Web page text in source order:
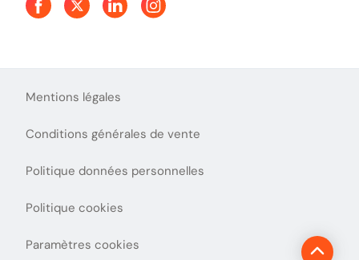
Presse
Mentions légales
Conditions générales de vente
Politique données personnelles
Politique cookies
Paramètres cookies